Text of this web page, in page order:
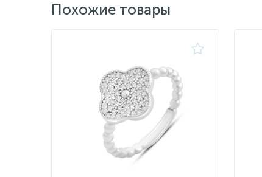
Похожие товары